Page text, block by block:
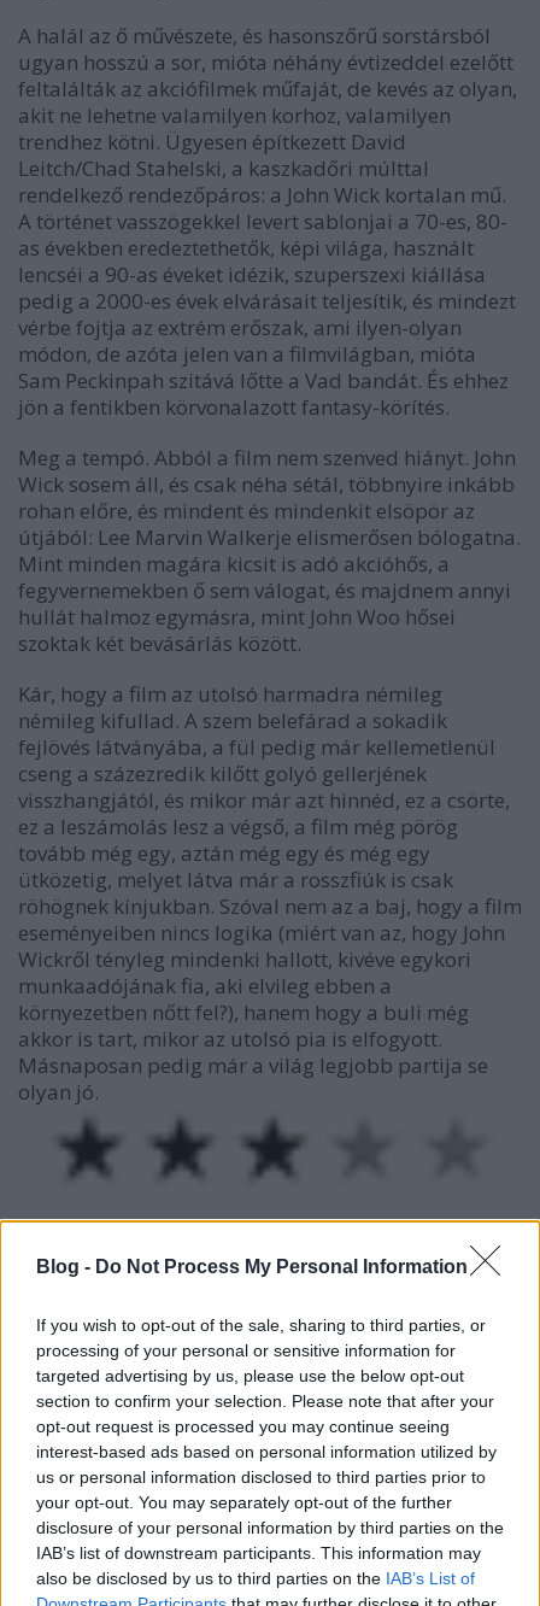
Blog - Do Not Process My Personal Information
If you wish to opt-out of the sale, sharing to third parties, or
processing of your personal or sensitive information for
targeted advertising by us, please use the below opt-out
section to confirm your selection. Please note that after your
opt-out request is processed you may continue seeing
interest-based ads based on personal information utilized by
us or personal information disclosed to third parties prior to
your opt-out. You may separately opt-out of the further
disclosure of your personal information by third parties on the
IAB’s list of downstream participants. This information may
also be disclosed by us to third parties on the IAB’s List of
A halál az ő művészete, és hasonszőrű sorstársból
ugyan hosszú a sor, mióta néhány évtizeddel ezelőtt
feltalálták az akciófilmek műfaját, de kevés az olyan,
akit ne lehetne valamilyen korhoz, valamilyen
trendhez kötni. Ügyesen építkezett David
Leitch/Chad Stahelski, a kaszkadőri múlttal
rendelkező rendezőpáros: a John Wick kortalan mű.
A történet vasszögekkel levert sablonjai a 70-es, 80-
as években eredeztethetők, képi világa, használt
lencséi a 90-as éveket idézik, szuperszexi kiállása
pedig a 2000-es évek elvárásait teljesítik, és mindezt
vérbe fojtja az extrém erőszak, ami ilyen-olyan
módon, de azóta jelen van a filmvilágban, mióta
Sam Peckinpah szitává lőtte a Vad bandát. És ehhez
jön a fentikben körvonalazott fantasy-körítés.
Meg a tempó. Abból a film nem szenved hiányt. John
Wick sosem áll, és csak néha sétál, többnyire inkább
rohan előre, és mindent és mindenkit elsöpör az
útjából: Lee Marvin Walkerje elismerősen bólogatna.
Mint minden magára kicsit is adó akcióhős, a
fegyvernemekben ő sem válogat, és majdnem annyi
hullát halmoz egymásra, mint John Woo hősei
szoktak két bevásárlás között.
Kár, hogy a film az utolsó harmadra némileg
némileg kifullad. A szem belefárad a sokadik
fejlövés látványába, a fül pedig már kellemetlenül
cseng a százezredik kilőtt golyó gellerjének
visszhangjától, és mikor már azt hinnéd, ez a csörte,
ez a leszámolás lesz a végső, a film még pörög
tovább még egy, aztán még egy és még egy
ütközetig, melyet látva már a rosszfiúk is csak
röhögnek kínjukban. Szóval nem az a baj, hogy a film
eseményeiben nincs logika (miért van az, hogy John
Wickről tényleg mindenki hallott, kivéve egykori
munkaadójának fia, aki elvileg ebben a
környezetben nőtt fel?), hanem hogy a buli még
akkor is tart, mikor az utolsó pia is elfogyott.
Másnaposan pedig már a világ legjobb partija se
olyan jó.